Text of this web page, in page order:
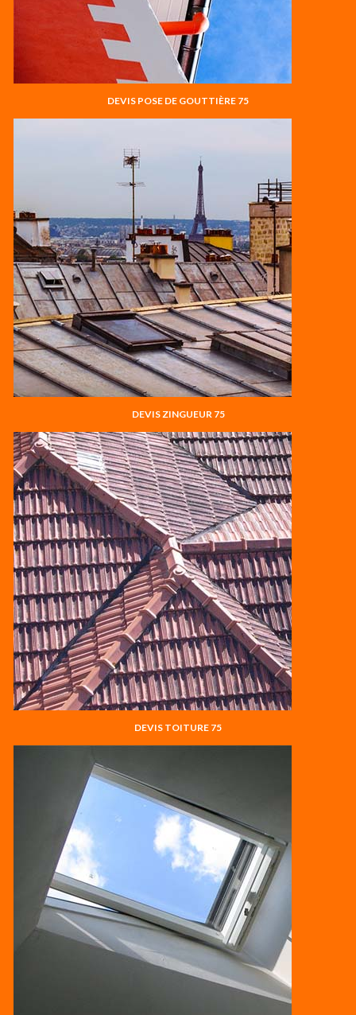
DEVIS POSE DE GOUTTIÈRE 75
DEVIS ZINGUEUR 75
DEVIS TOITURE 75